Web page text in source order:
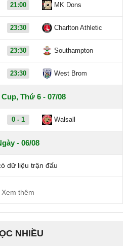
21:00 MK Dons
23:30 Charlton Athletic
23:30 Southampton
23:30 West Brom
Thứ 6 - 07/08
0 - 1 Walsall
- 06/08
dữ liệu trận đấu
Xem thêm
NHIỀU